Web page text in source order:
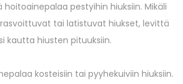
pestyihin hiuksiin. Mikäli
tai latistuvat hiukset, levittä
kautta hiusten pituuksiin.
kosteisiin tai pyyhekuiviin hiuksiin.